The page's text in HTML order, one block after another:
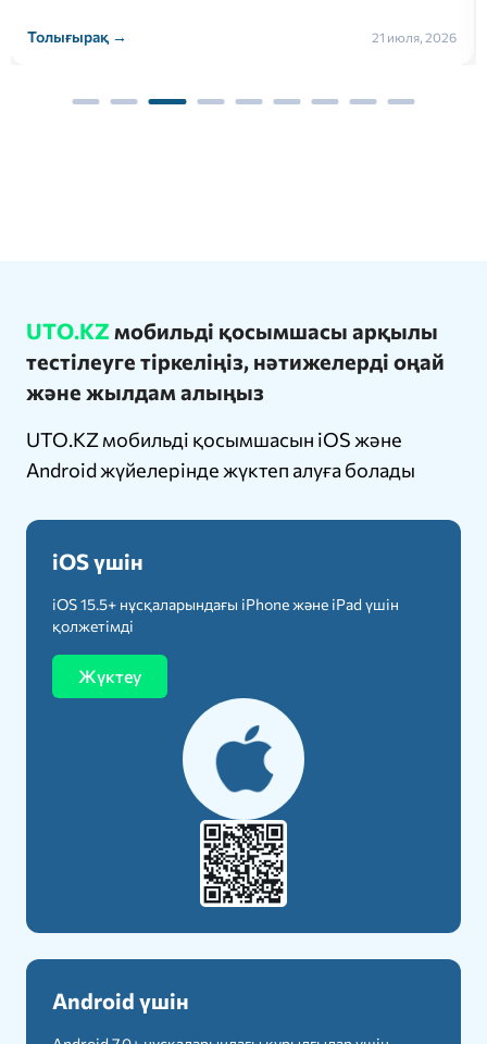
Толығырақ → 21 июля, 2026
UTO.KZ мобильді қосымшасы арқылы
тестілеуге тіркеліңіз, нәтижелерді оңай
және жылдам алыңыз
UTO.KZ мобильді қосымшасын iOS және
Android жүйелерінде жүктеп алуға болады
iOS үшін
iOS 15.5+ нұсқаларындағы iPhone және iPad үшін
қолжетімді
Жүктеу
Android үшін